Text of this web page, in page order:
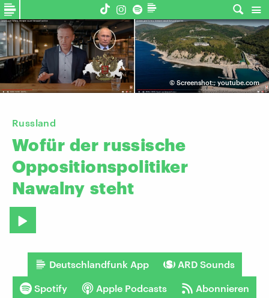
© Screenshot:; youtube.com
Russland
Wofür der russische
Oppositionspolitiker
Nawalny steht
Deutschlandfunk App ARD Sounds
Spotify Apple Podcasts Abonnieren